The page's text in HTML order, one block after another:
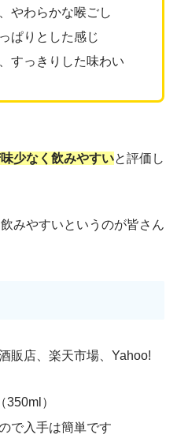
やわらかな喉ごし
ぱりとした感じ
すっきりした味わい
少なく飲みやすいと評価し
みやすいというのが皆さん
販店、楽天市場、Yahoo!
）
で入手は簡単です